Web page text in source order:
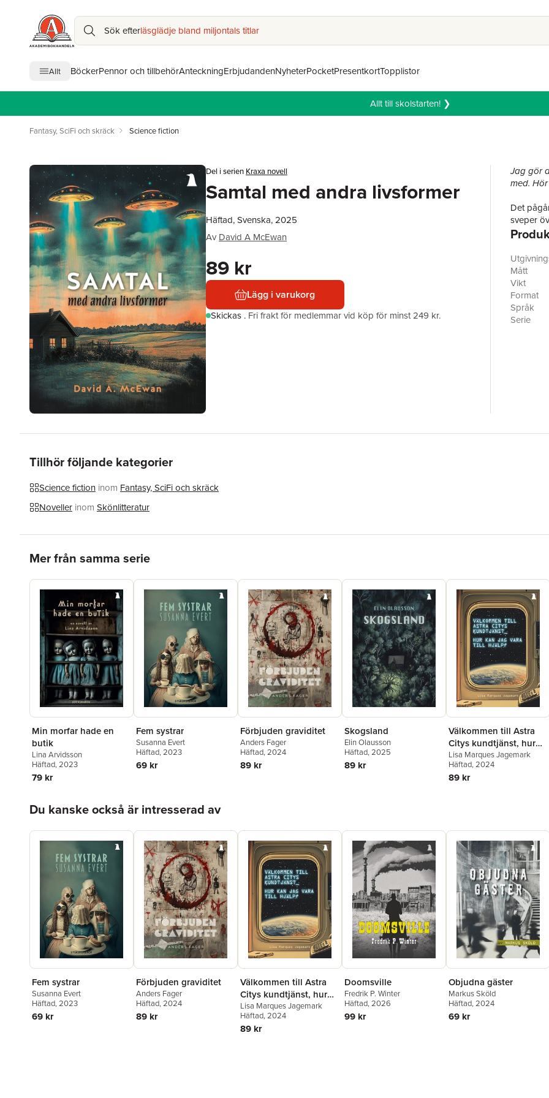
Sök efterläsglädje bland miljontals titlar
Allt BöckerPennor och tillbehörAnteckningErbjudandenNyheterPocketPresentkortTopplistor
Allt till skolstarten! ❯
Fantasy, SciFi och skräck Science fiction
Del i serien Kraxa novell
Samtal med andra livsformer
Häftad, Svenska, 2025
Av David A McEwan
89 kr
Lägg i varukorg
Skickas . Fri frakt för medlemmar vid köp för minst 249 kr.
Jag gör
med.
Det
sveper
världens
DAVID
Who-
psykisk
Mått
Vikt
Format
Språk
Serie
Tillhör följande kategorier
Science fiction inom Fantasy, SciFi och skräck
Noveller inom Skönlitteratur
Mer från samma serie
Min morfar hade en
butik
Lina Arvidsson
Häftad, 2023
79 kr
Fem systrar
Susanna Evert
Häftad, 2023
69 kr
Förbjuden graviditet
Anders Fager
Häftad, 2024
89 kr
Skogsland
Elin Olausson
Häftad, 2025
89 kr
Välkommen till Astra
Citys kundtjänst, hur
kan jag vara till hjälp?
Lisa Marques Jagemark
Häftad, 2024
89 kr
Du kanske också är intresserad av
Fem systrar
Susanna Evert
Häftad, 2023
69 kr
Förbjuden graviditet
Anders Fager
Häftad, 2024
89 kr
Välkommen till Astra
Citys kundtjänst, hur
kan jag vara till hjälp?
Lisa Marques Jagemark
Häftad, 2024
89 kr
Doomsville
Fredrik P. Winter
Häftad, 2026
99 kr
Objudna gäster
Markus Sköld
Häftad, 2024
69 kr